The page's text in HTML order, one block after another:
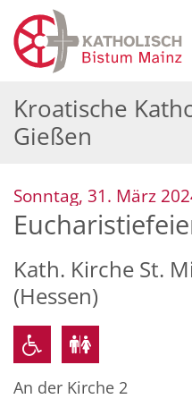
Zum Inhalt springen
Kroatische
Gießen
Sonntag, 31. März
Kath. Kirche St.
(Hessen)
An der Kirche 2